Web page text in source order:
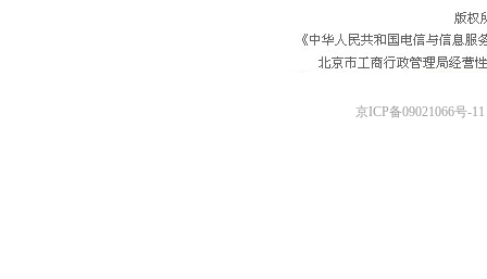
京ICP备09021066号-11